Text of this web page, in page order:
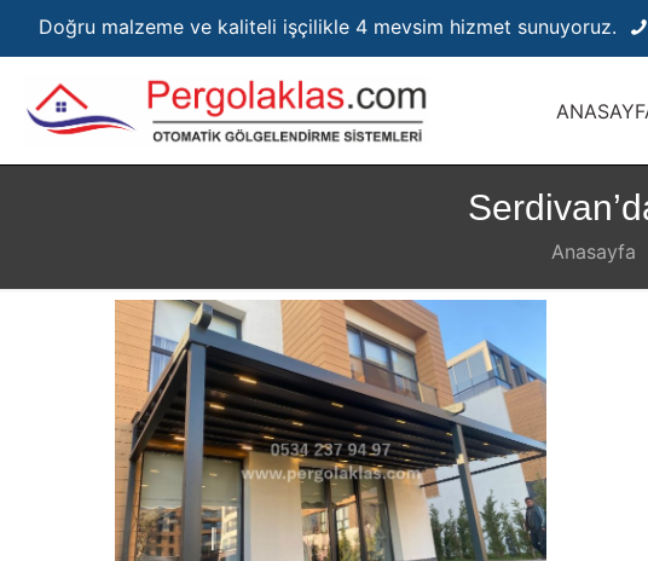
Doğru malzeme ve kaliteli işçilikle 4 mevsim hizmet sunuyoruz.
Anasayfa